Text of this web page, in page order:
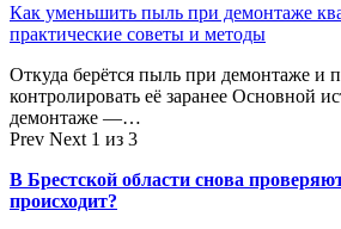
Как уменьшить пыль при демонтаже
практические советы и методы
Откуда берётся пыль при демонтаже и
контролировать её заранее Основной
демонтаже —…
Prev Next 1 из 3
В Брестской области снова
происходит?